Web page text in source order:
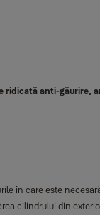
anti-găurire,
în care este
cilindrului din